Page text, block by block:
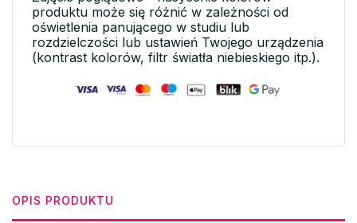
produktu może się różnić w zależności od
oświetlenia panującego w studiu lub
rozdzielczości lub ustawień Twojego urządzenia
(kontrast kolorów, filtr światła niebieskiego itp.).
OPIS PRODUKTU